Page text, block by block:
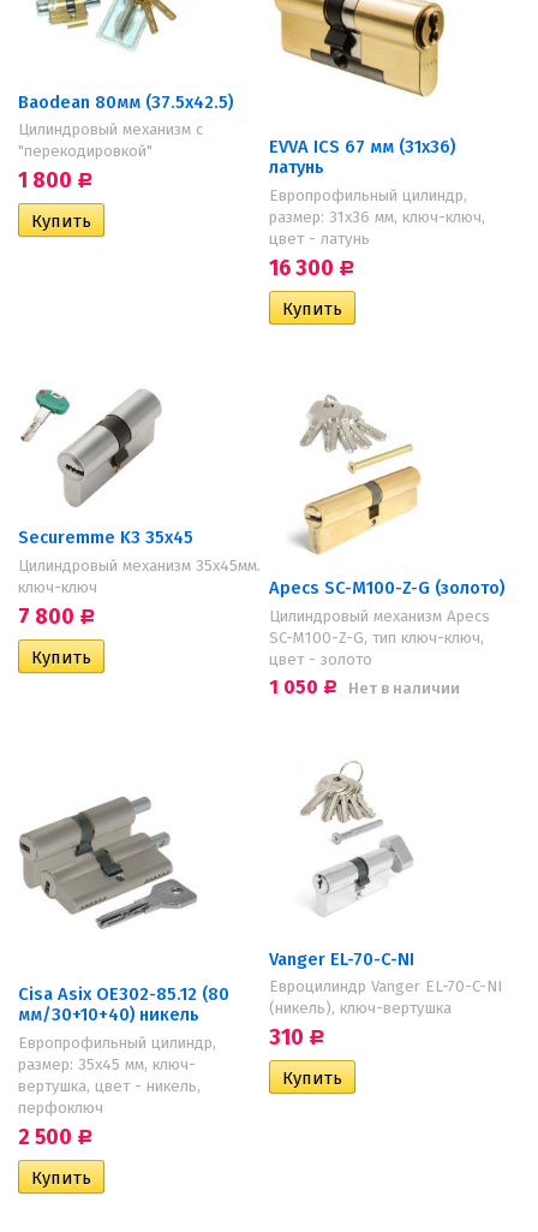
Baodean 80мм (37.5х42.5)
Цилиндровый механизм с
"перекодировкой"
1 800 Р
EVVA ICS 67 мм (31х36)
латунь
Европрофильный цилиндр,
размер: 31х36 мм, ключ-ключ,
цвет - латунь
16 300 Р
Securemme K3 35x45
Цилиндровый механизм 35х45мм.
ключ-ключ
7 800 Р
Apecs SC-M100-Z-G (золото)
Цилиндровый механизм Apecs
SC-M100-Z-G, тип ключ-ключ,
цвет - золото
1 050 Р Нет в наличии
Cisa Asix OE302-85.12 (80
мм/30+10+40) никель
Европрофильный цилиндр,
размер: 35x45 мм, ключ-
вертушка, цвет - никель,
перфоключ
2 500 Р
Vanger EL-70-C-NI
Евроцилиндр Vanger EL-70-C-NI
(никель), ключ-вертушка
310 Р